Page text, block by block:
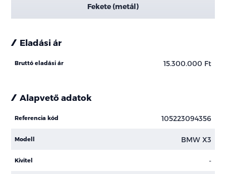
Fekete (metál)
Eladási ár
Bruttó eladási ár 15.300.000 Ft
Alapvető adatok
Referencia kód 105223094356
Modell BMW X3
Kivitel -